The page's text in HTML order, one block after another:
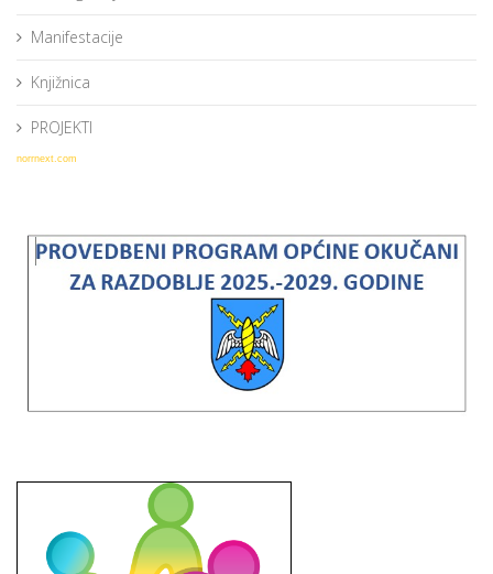
Manifestacije
Knjižnica
PROJEKTI
norrnext.com